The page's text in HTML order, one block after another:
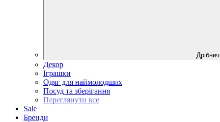
Декор
Іграшки
Одяг для наймолодших
Посуд та зберігання
Переглянути все
Sale
Бренди